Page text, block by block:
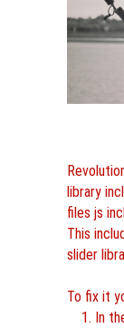
library
files js
This
slider
To fix it
1. In